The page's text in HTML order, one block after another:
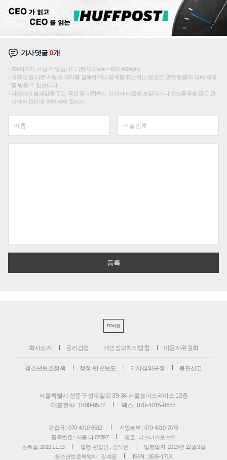
기사댓글0개
200자까지 쓰실 수 있습니다. (현재 0 byte / 최대 400byte)
저작권 등 다른 사람의 권리를 침해하거나 명예를 훼손하는 댓글은 관련 법률에 의해 제재
를 받을 수 있습니다.
타인에게 불쾌감을 주는 욕설 등 비하하는 단어가 내용에 포함되거나 인신공격성 글은 관
리자의 판단에 의해 삭제 합니다.
PC버전
회사소개 윤리강령 개인정보처리방침 이용자위원회
청소년보호정책 정정·반론보도 기사심의규정 불편신고
서울특별시 성동구 성수일로 39-34 서울숲더스페이스 12층
대표전화 : 1800-6522
팩스 : 070-4015-8658
편집국 : 070-4010-8512
사업본부 : 070-4010-7078
등록번호 : 서울 아 02897
제호 : 비즈니스포스트
등록일: 2013.11.13
발행·편집인 : 강석운
발행일자: 2013년 12월 2일
청소년보호책임자 : 강석운
ISSN : 2636-171X